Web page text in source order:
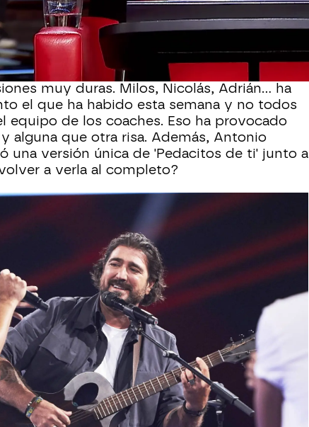
Voces increíbles y mucho desparpajo
cada espectador que disfrutó con el
Orozco, Laura Pausini y Luis Fonsi se han
muy duras. Milos, Nicolás, Adrián... ha
el que ha habido esta semana y no todos
equipo de los coaches. Eso ha provocado
alguna que otra risa. Además, Antonio
una versión única de 'Pedacitos de ti' junto a
a verla al completo?
mejores momentos de la cuarta noche de
de 'La Voz' en el vídeo!